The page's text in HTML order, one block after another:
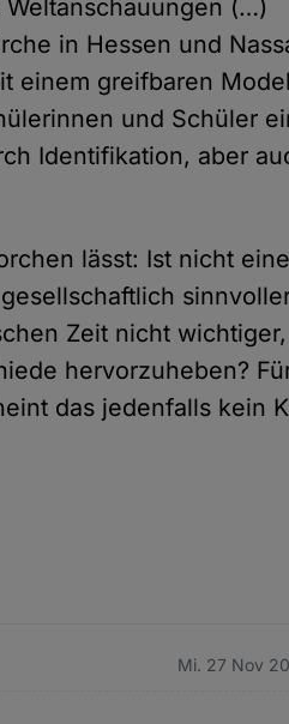
(…)
in Hessen und
einem greifbaren
und Schüler
Identifikation, aber
lässt: Ist nicht eine
Zeit nicht wichtiger,
hervorzuheben?
das jedenfalls kein
Mi. 27 Nov